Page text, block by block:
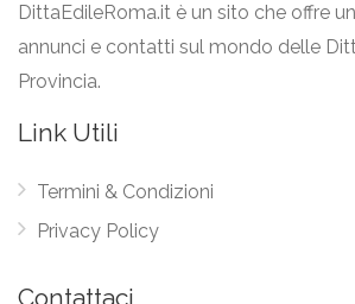
DittaEdileRoma.it è un sito che offre
annunci e contatti sul mondo delle
Provincia.
Link Utili
Termini & Condizioni
Privacy Policy
Contattaci